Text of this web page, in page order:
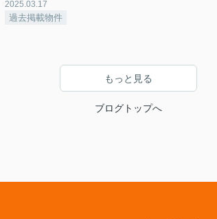
2025.03.17
過去掲載物件
もっと見る
ブログトップへ